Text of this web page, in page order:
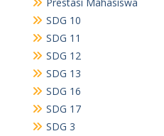
SDG 10
SDG 11
SDG 12
SDG 13
SDG 16
SDG 17
SDG 3